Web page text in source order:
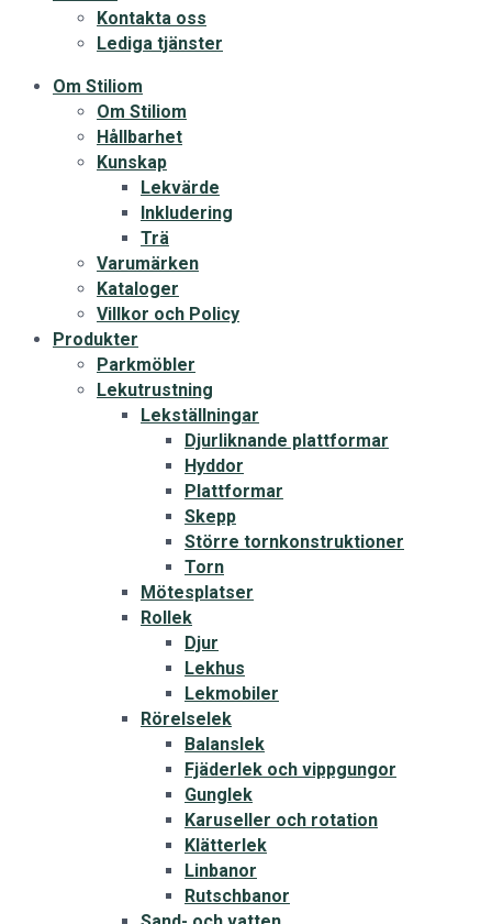
Kontakta oss
Lediga tjänster
Om Stiliom
Om Stiliom
Hållbarhet
Kunskap
Lekvärde
Inkludering
Trä
Varumärken
Kataloger
Villkor och Policy
Produkter
Parkmöbler
Lekutrustning
Lekställningar
Djurliknande plattformar
Hyddor
Plattformar
Skepp
Större tornkonstruktioner
Torn
Mötesplatser
Rollek
Djur
Lekhus
Lekmobiler
Rörelselek
Balanslek
Fjäderlek och vippgungor
Gunglek
Karuseller och rotation
Klätterlek
Linbanor
Rutschbanor